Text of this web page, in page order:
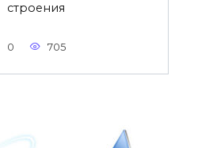
строения
0 705